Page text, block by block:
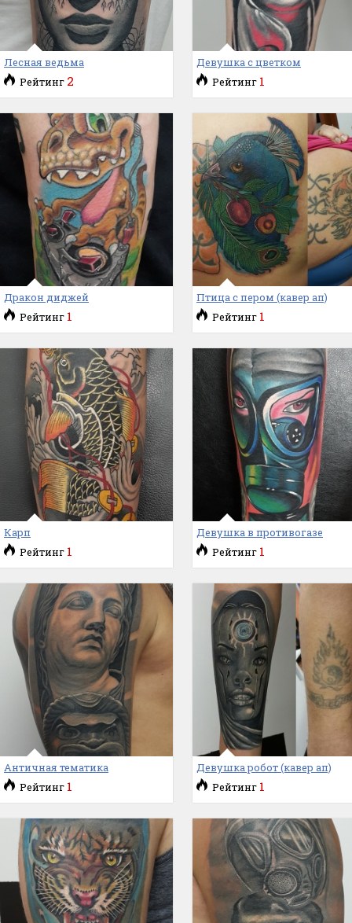
Лесная ведьма
Рейтинг 2
Девушка с цветком
Рейтинг 1
Дракон диджей
Рейтинг 1
Птица с пером (кавер ап)
Рейтинг 1
Карп
Рейтинг 1
Девушка в противогазе
Рейтинг 1
Античная тематика
Рейтинг 1
Девушка робот (кавер ап)
Рейтинг 1